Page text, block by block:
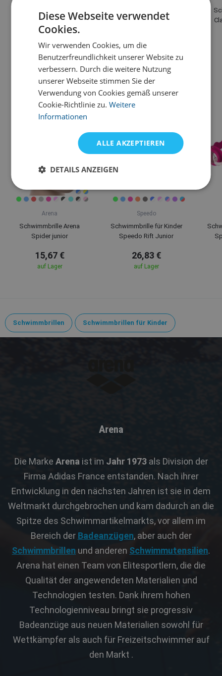
Jammer Black/Water
U-Back
auf Lager
Alternative Produkte
Arena
Schwimmbrille Arena
Spider junior
15,67 €
auf Lager
Speedo
Schwimmbrille für Kinder
Speedo Rift Junior
26,83 €
auf Lager
Schwimmbrillen Schwimmbrillen für Kinder
Arena
Die Marke Arena ist im Jahr 1973als Division der
Firma Adidas France entstanden. Nach ihrer
Entwicklung in den nächsten Jahren ist sie in dem
Weltmarkt durchgebrochen und kam dadurch an die
Spitze des Schwimmartikelmarkts, vor allem im
Bereich der Badeanzügen, aber auch der
Schwimmbrillen und anderen Schwimmutensilien.
Arena hat einen Team von Elitesportlern, die die
Qualität der angewendeten Materialien und
Technologien testen. Dank ihrem hohen
Technologienniveau bringt sie progressiv
Badeanzüge aus neuen Materialien sowohl für
Wettkämpfer als auch für Freizeitschwimmer auf
den Markt .
Diese Webseite verwendet
Cookies.
Wir verwenden Cookies, um die
Benutzerfreundlichkeit unserer Website zu
verbessern. Durch die weitere Nutzung
unserer Webseite stimmen Sie der
Verwendung von Cookies gemäß unserer
Cookie-Richtlinie zu.Weitere
Informationen
ALLE AKZEPTIEREN
DETAILS ANZEIGEN